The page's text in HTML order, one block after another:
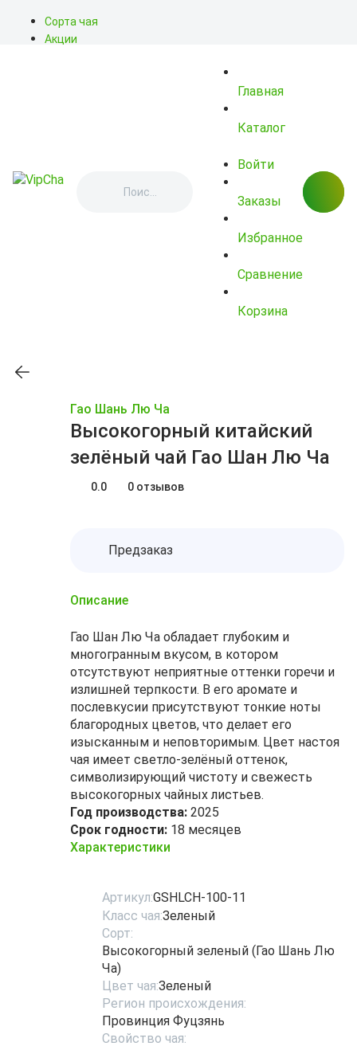
Сорта чая
Акции
Главная
Каталог
Войти
Заказы
Избранное
Сравнение
Корзина
Гао Шань Лю Ча
Высокогорный китайский
зелёный чай Гао Шан Лю Ча
0.0 0 отзывов
Предзаказ
Описание
Гао Шан Лю Ча обладает глубоким и
многогранным вкусом, в котором
отсутствуют неприятные оттенки горечи и
излишней терпкости. В его аромате и
послевкусии присутствуют тонкие ноты
благородных цветов, что делает его
изысканным и неповторимым. Цвет настоя
чая имеет светло-зелёный оттенок,
символизирующий чистоту и свежесть
высокогорных чайных листьев.
Год производства: 2025
Срок годности: 18 месяцев
Характеристики
Артикул:GSHLCH-100-11
Класс чая:Зеленый
Сорт:
Высокогорный зеленый (Гао Шань Лю
Ча)
Цвет чая:Зеленый
Регион происхождения:
Провинция Фуцзянь
Свойство чая: